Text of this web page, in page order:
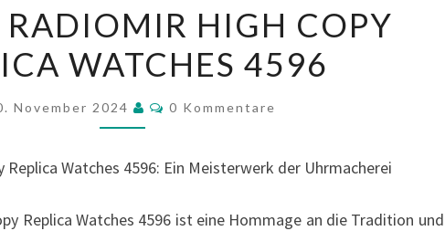
RADIOMIR
HIGH
COPY
REPLICA
4596
RADIOMIR HIGH COPY
WATCHES 4596
November 2024 Kommentare
0 Kommentare
Replica Watches 4596: Ein Meisterwerk der Uhrmacherei
Replica Watches 4596 ist eine Hommage an die Tradition und